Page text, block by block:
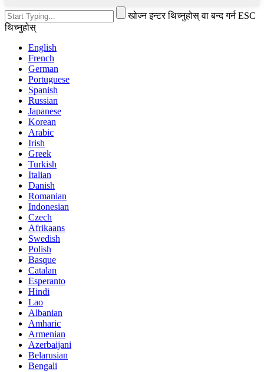
खोज्न इन्टर थिच्नुहोस् वा बन्द गर्न ESC
थिच्नुहोस्
English
French
German
Portuguese
Spanish
Russian
Japanese
Korean
Arabic
Irish
Greek
Turkish
Italian
Danish
Romanian
Indonesian
Czech
Afrikaans
Swedish
Polish
Basque
Catalan
Esperanto
Hindi
Lao
Albanian
Amharic
Armenian
Azerbaijani
Belarusian
Bengali